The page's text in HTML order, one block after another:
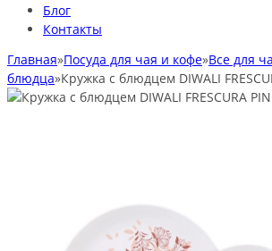
Блог
Контакты
Главная»Посуда для чая и кофе»Все для
блюдца»Кружка с блюдцем DIWALI